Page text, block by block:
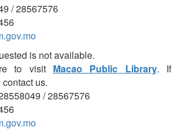
/ 28567576
is not available.
to visit Macao Public Library. If
us.
/ 28567576